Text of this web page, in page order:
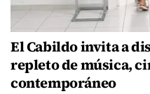
El Cabildo invita a
repleto de música,
contemporáneo